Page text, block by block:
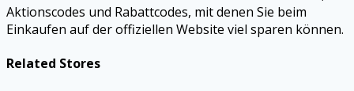
Aktionscodes und Rabattcodes, mit denen Sie beim
Einkaufen auf der offiziellen Website viel sparen können.
Related Stores